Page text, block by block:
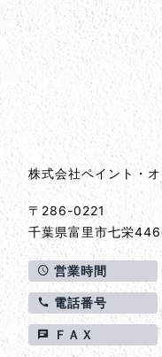
会社情報とサイトマ
株式会社ペイント・
〒286-0221
千葉県富里市七栄446
営業時間
電話番号
ＦＡＸ